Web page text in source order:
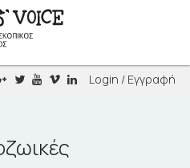
Login / Εγγραφή